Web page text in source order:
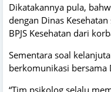
Dikatakannya pula,
dengan Dinas
BPJS Kesehatan dari
Sementara soal
berkomunikasi bersama
“Tim psikolog selalu